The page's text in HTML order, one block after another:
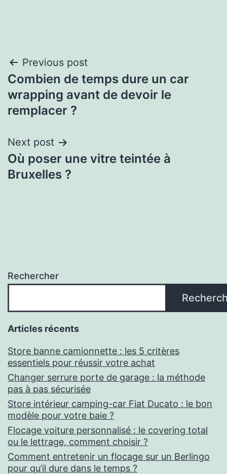
Previous post
Combien de temps dure un car
wrapping avant de devoir le
remplacer ?
Next post
Où poser une vitre teintée à
Bruxelles ?
Rechercher
Articles récents
Store banne camionnette : les 5 critères
essentiels pour réussir votre achat
Changer serrure porte de garage : la méthode
pas à pas sécurisée
Store intérieur camping-car Fiat Ducato : le bon
modèle pour votre baie ?
Flocage voiture personnalisé : le covering total
ou le lettrage, comment choisir ?
Comment entretenir un flocage sur un Berlingo
pour qu’il dure dans le temps ?